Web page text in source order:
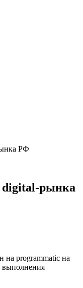
РФ
digital-рынка
на programmatic на
выполнения